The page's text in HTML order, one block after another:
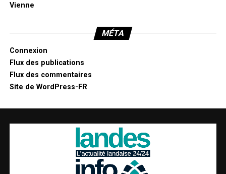
Vienne
MÉTA
Connexion
Flux des publications
Flux des commentaires
Site de WordPress-FR